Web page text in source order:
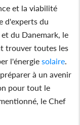
et la viabilité
d'experts du
du Danemark, le
trouver toutes les
l'énergie solaire
à un avenir
pour tout le
le Chef